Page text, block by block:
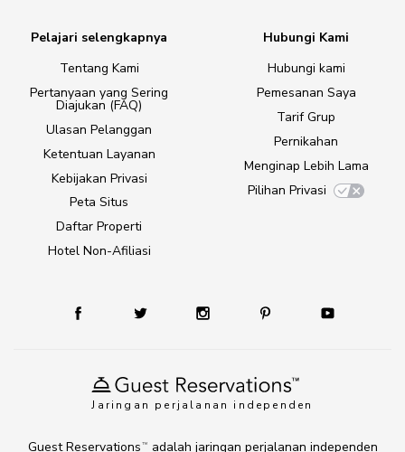
Jaringan perjalanan independen
Pelajari selengkapnya
Tentang Kami
Pertanyaan yang Sering
Diajukan (FAQ)
Ulasan Pelanggan
Ketentuan Layanan
Kebijakan Privasi
Peta Situs
Daftar Properti
Hotel Non-Afiliasi
Hubungi Kami
Hubungi kami
Pemesanan Saya
Tarif Grup
Pernikahan
Menginap Lebih Lama
Pilihan Privasi
Guest Reservations TM adalah jaringan perjalanan independen